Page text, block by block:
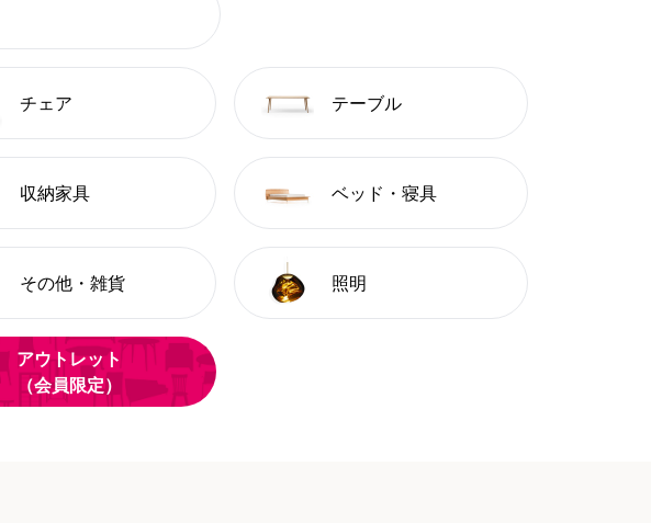
チェア テーブル
収納家具 ベッド・寝具
その他・雑貨 照明
アウトレット
（会員限定）